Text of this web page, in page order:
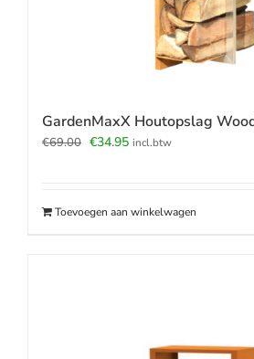
GardenMaxX Houtopslag
€69.00 Oorspronkelijke
€34.95Huidige
incl.btw
Toevoegen aan winkelwagen